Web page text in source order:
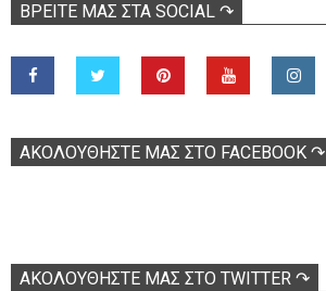
ΒΡΕΊΤΕ ΜΑΣ ΣΤΑ SOCIAL ↷
ΑΚΟΛOΥΘΉΣΤΕ ΜΑΣ ΣΤΟ FACEBOOK ↷
ΑΚΟΛΟΥΘΉΣΤΕ ΜΑΣ ΣΤΟ TWITTER ↷